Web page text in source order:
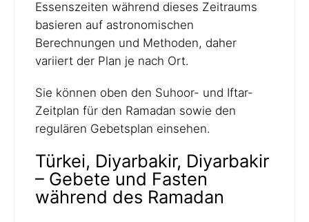
Essenszeiten während dieses Zeitraums
basieren auf astronomischen
Berechnungen und Methoden, daher
variiert der Plan je nach Ort.
Sie können oben den Suhoor- und Iftar-
Zeitplan für den Ramadan sowie den
regulären Gebetsplan einsehen.
Türkei, Diyarbakir, Diyarbakir
– Gebete und Fasten
während des Ramadan